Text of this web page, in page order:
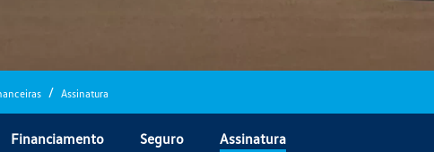
Assinatura
Financiamento Seguro Assinatura